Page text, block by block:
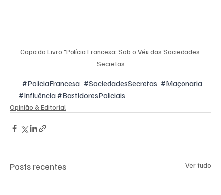
Capa do Livro "Polícia Francesa: Sob o Véu das Sociedades
Secretas
#PolíciaFrancesa #SociedadesSecretas #Maçonaria
#Influência #BastidoresPoliciais
Opinião & Editorial
Posts recentes Ver tudo